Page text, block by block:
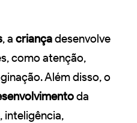
, a criançadesenvolve
como atenção,
Além disso, o
da
inteligência,